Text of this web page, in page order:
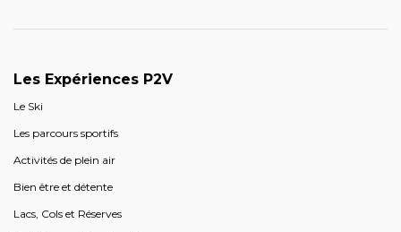
Les Expériences P2V
Le Ski
Les parcours sportifs
Activités de plein air
Bien être et détente
Lacs, Cols et Réserves